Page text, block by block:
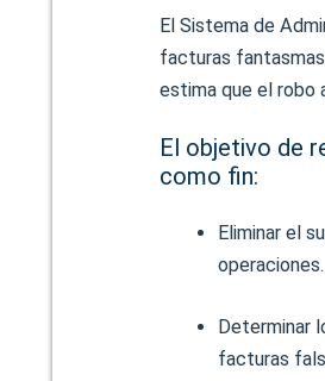
El Sistema de
facturas
estima que el robo
El objetivo de
como fin:
Eliminar el
operaciones.
Determinar
facturas